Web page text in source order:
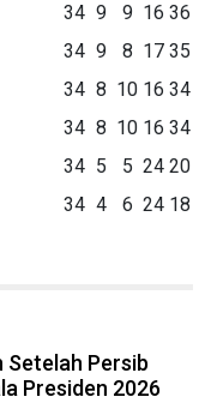
34 9 9 16 36
34 9 8 17 35
34 8 10 16 34
34 8 10 16 34
34 5 5 24 20
34 4 6 24 18
Setelah Persib
Presiden 2026